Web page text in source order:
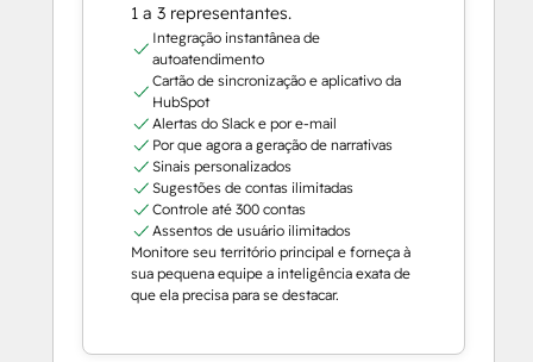
1 a 3 representantes.
Integração instantânea de
autoatendimento
Cartão de sincronização e aplicativo da
HubSpot
Alertas do Slack e por e-mail
Por que agora a geração de narrativas
Sinais personalizados
Sugestões de contas ilimitadas
Controle até 300 contas
Assentos de usuário ilimitados
Monitore seu território principal e forneça à
sua pequena equipe a inteligência exata de
que ela precisa para se destacar.